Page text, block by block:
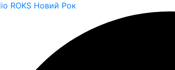
ROKS Новий Рок